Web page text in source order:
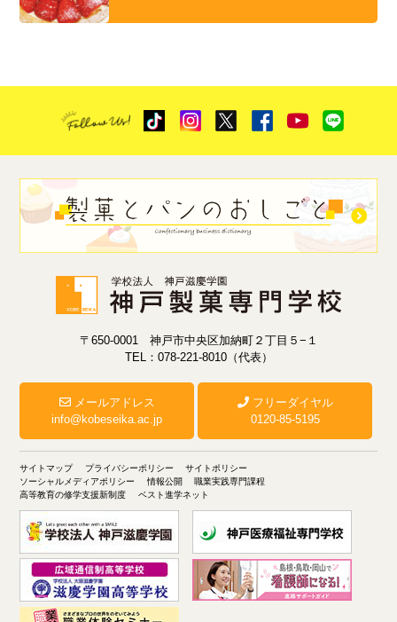
〒650-0001 神戸市中央区加納町２丁目５−１
TEL：078-221-8010（代表）
メールアドレス
info@kobeseika.ac.jp
フリーダイヤル
0120-85-5195
サイトマップ プライバシーポリシー
サイトポリシー
ソーシャルメディアポリシー
情報公開
職業実践専門課程
高等教育の修学支援新制度
ベスト進学ネット